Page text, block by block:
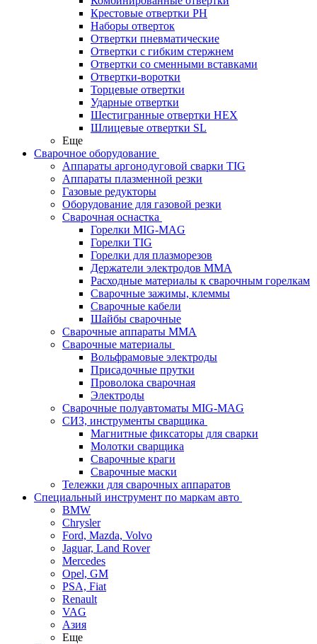
Крестовые отвертки PH
Наборы отверток
Отвертки пневматические
Отвертки с гибким стержнем
Отвертки со сменными вставками
Отвертки-воротки
Торцевые отвертки
Ударные отвертки
Шестигранные отвертки HEX
Шлицевые отвертки SL
Еще
Сварочное оборудование
Аппараты аргонодуговой сварки TIG
Аппараты плазменной резки
Газовые редукторы
Оборудование для газовой резки
Сварочная оснастка
Горелки MIG-MAG
Горелки TIG
Горелки для плазморезов
Держатели электродов ММА
Расходные материалы к сварочным горелкам
Сварочные зажимы, клеммы
Сварочные кабели
Шайбы сварочные
Сварочные аппараты MMA
Сварочные материалы
Вольфрамовые электроды
Присадочные прутки
Проволока сварочная
Электроды
Сварочные полуавтоматы MIG-MAG
СИЗ, инструменты сварщика
Магнитные фиксаторы для сварки
Молотки сварщика
Сварочные краги
Сварочные маски
Тележки для сварочных аппаратов
Специальный инструмент по маркам авто
BMW
Chrysler
Ford, Mazda, Volvo
Jaguar, Land Rover
Mercedes
Opel, GM
PSA, Fiat
Renault
VAG
Азия
Еще